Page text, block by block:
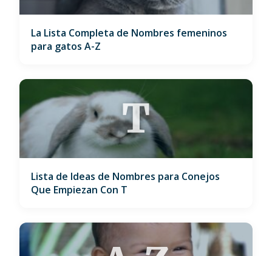
La Lista Completa de Nombres femeninos
para gatos A-Z
T
Lista de Ideas de Nombres para Conejos
Que Empiezan Con T